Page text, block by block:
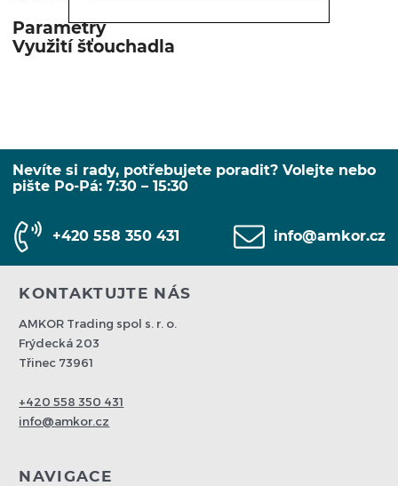
Parametry
Využití šťouchadla
Nevíte si rady, potřebujete poradit? Volejte nebo
pište Po-Pá: 7:30 – 15:30
+420 558 350 431 info@amkor.cz
KONTAKTUJTE NÁS
AMKOR Trading spol s. r. o.
Frýdecká 203
Třinec 73961
+420 558 350 431
info@amkor.cz
NAVIGACE